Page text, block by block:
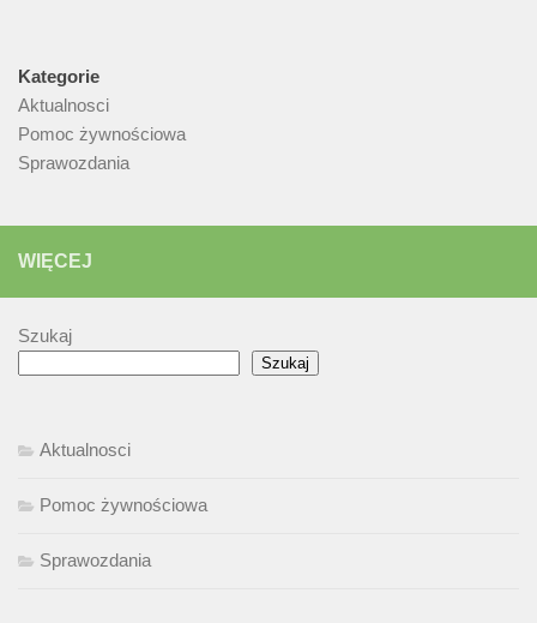
Kategorie
Aktualnosci
Pomoc żywnościowa
Sprawozdania
WIĘCEJ
Szukaj
Szukaj
Aktualnosci
Pomoc żywnościowa
Sprawozdania